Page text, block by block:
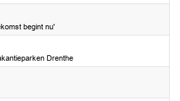
begint nu'
Drenthe